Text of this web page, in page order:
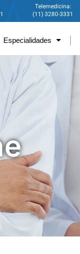
Telemedicina:
(11) 3280-3331
Especialidades